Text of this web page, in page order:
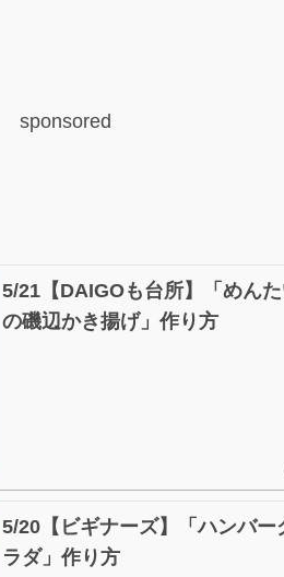
sponsored
5/21【DAIGOも台所】「めん
の磯辺かき揚げ」作り方
5/20【ビギナーズ】「ハンバ
ラダ」作り方